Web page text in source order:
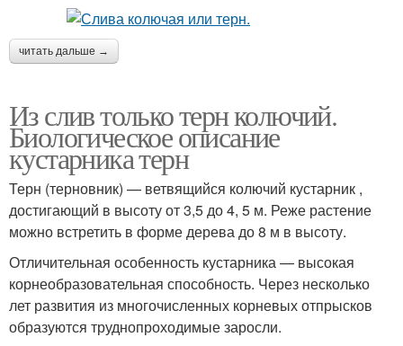
читать дальше →
Из слив только терн колючий.
Биологическое описание
кустарника терн
Терн (терновник) — ветвящийся колючий кустарник ,
достигающий в высоту от 3,5 до 4, 5 м. Реже растение
можно встретить в форме дерева до 8 м в высоту.
Отличительная особенность кустарника — высокая
корнеобразовательная способность. Через несколько
лет развития из многочисленных корневых отпрысков
образуются труднопроходимые заросли.